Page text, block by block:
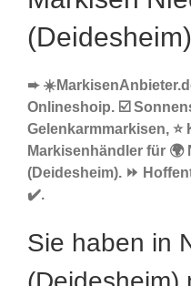
(Deidesheim)
➨
Onlineshoip. ☑️
Gelenkarmmarkisen,
Markisenhändler für 🌍
(Deidesheim). ⏩
✔️.
Sie haben in